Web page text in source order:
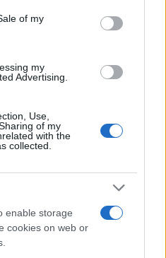
of my
my
Advertising.
Use,
of my
with the
collected.
enable storage
cookies on web or